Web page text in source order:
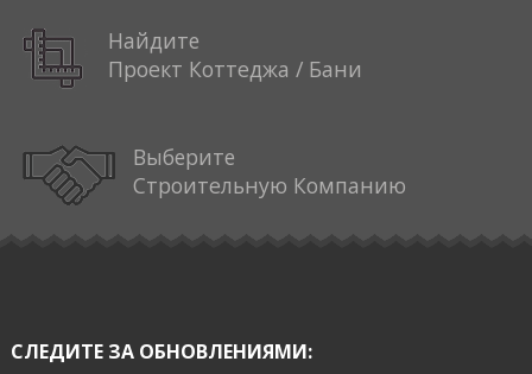
Найдите
Проект Коттеджа / Бани
Выберите
Строительную Компанию
СЛЕДИТЕ ЗА ОБНОВЛЕНИЯМИ: